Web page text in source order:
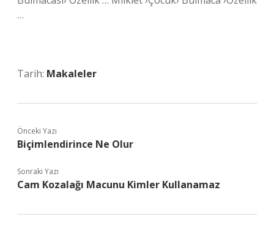
…
Tarih: Makaleler
Önceki Yazı
Biçimlendirince Ne Olur
Sonraki Yazı
Cam Kozalağı Macunu Kimler Kullanamaz